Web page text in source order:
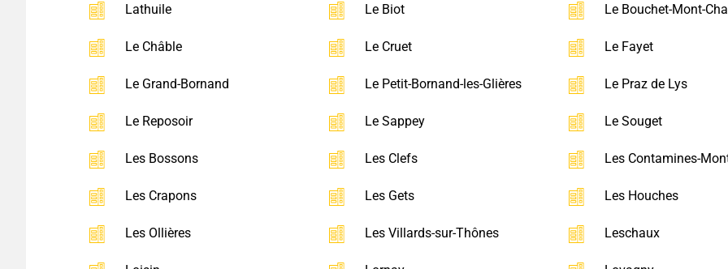
Lathuile Le Biot Le Bouchet-Mont-
Le Châble Le Cruet Le Fayet
Le Grand-Bornand Le Petit-Bornand-les-Glières Le Praz de Lys
Le Reposoir Le Sappey Le Souget
Les Bossons Les Clefs Les Contamines-
Les Crapons Les Gets Les Houches
Les Ollières Les Villards-sur-Thônes Leschaux